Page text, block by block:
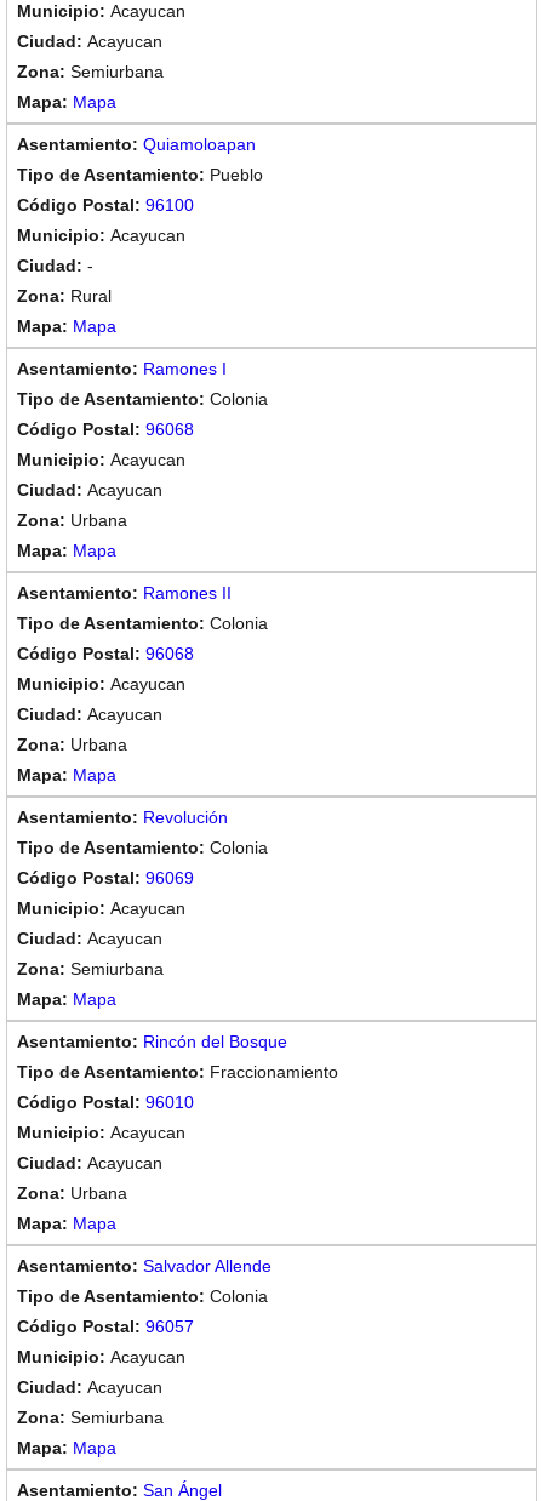
Acayucan
Acayucan
Semiurbana
Mapa
Quiamoloapan
Pueblo
96100
Acayucan
-
Rural
Mapa
Ramones I
Colonia
96068
Acayucan
Acayucan
Urbana
Mapa
Ramones II
Colonia
96068
Acayucan
Acayucan
Urbana
Mapa
Revolución
Colonia
96069
Acayucan
Acayucan
Semiurbana
Mapa
Rincón del Bosque
Fraccionamiento
96010
Acayucan
Acayucan
Urbana
Mapa
Salvador Allende
Colonia
96057
Acayucan
Acayucan
Semiurbana
Mapa
San Ángel